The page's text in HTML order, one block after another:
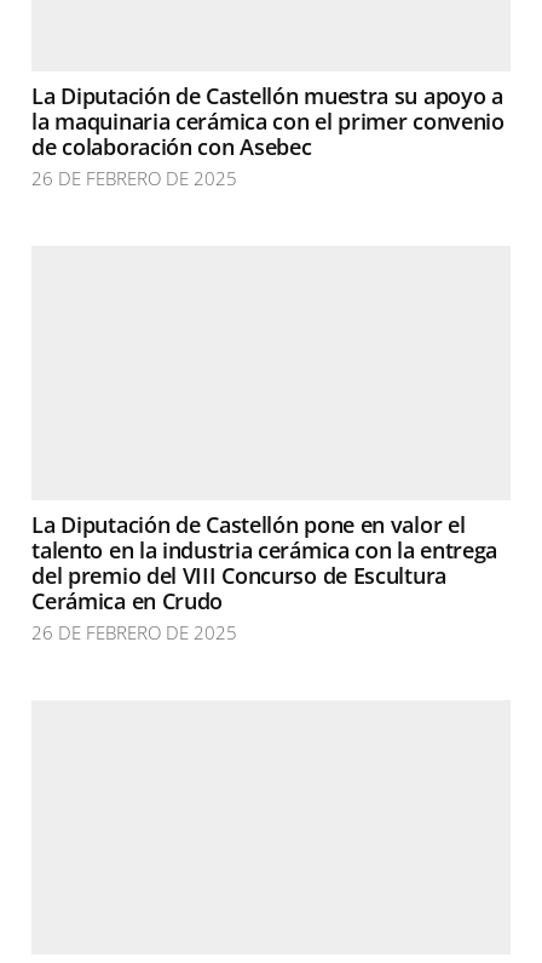
La Diputación de Castellón muestra su apoyo a
la maquinaria cerámica con el primer convenio
de colaboración con Asebec
26 DE FEBRERO DE 2025
La Diputación de Castellón pone en valor el
talento en la industria cerámica con la entrega
del premio del VIII Concurso de Escultura
Cerámica en Crudo
26 DE FEBRERO DE 2025